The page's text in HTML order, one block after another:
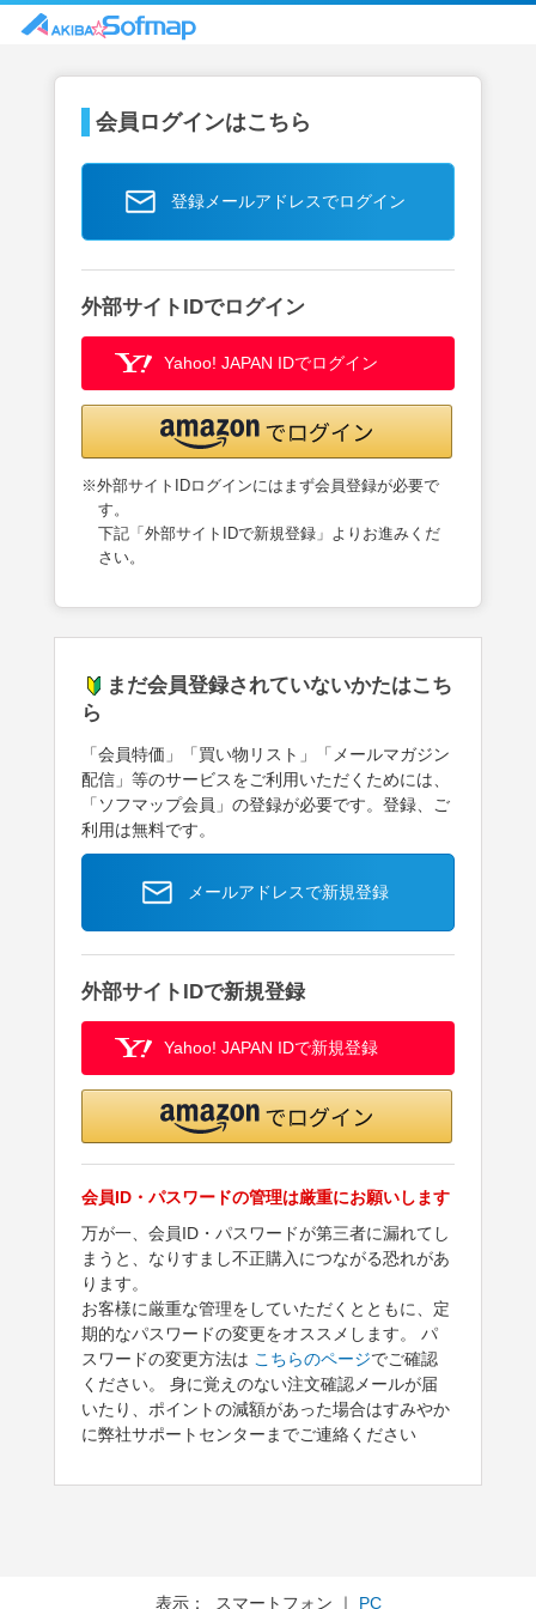
会員ログインはこちら
登録メールアドレスでログイン
外部サイトIDでログイン
Yahoo! JAPAN IDでログイン
※外部サイトIDログインにはまず会員登録が必要で
す。
下記「外部サイトIDで新規登録」よりお進みくだ
さい。
まだ会員登録されていないかたはこち
ら
「会員特価」「買い物リスト」「メールマガジン
配信」等のサービスをご利用いただくためには、
「ソフマップ会員」の登録が必要です。登録、ご
利用は無料です。
メールアドレスで新規登録
外部サイトIDで新規登録
Yahoo! JAPAN IDで新規登録
会員ID・パスワードの管理は厳重にお願いします
万が一、会員ID・パスワードが第三者に漏れてし
まうと、なりすまし不正購入につながる恐れがあ
ります。
お客様に厳重な管理をしていただくとともに、定
期的なパスワードの変更をオススメします。 パ
スワードの変更方法は こちらのページでご確認
ください。 身に覚えのない注文確認メールが届
いたり、ポイントの減額があった場合はすみやか
に弊社サポートセンターまでご連絡ください
表示： スマートフォン ｜ PC